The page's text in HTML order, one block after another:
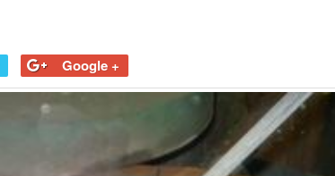
Google +